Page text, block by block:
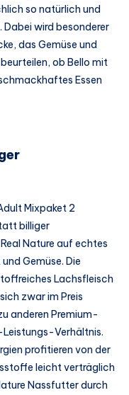
so natürlich und
wird besonderer
das Gemüse und
ob Bello mit
Essen
Mixpaket 2
billiger
Nature auf echtes
Gemüse. Die
Lachsfleisch
zwar im Preis
anderen Premium-
Verhältnis.
profitieren von der
leicht verträglich
Nassfutter durch